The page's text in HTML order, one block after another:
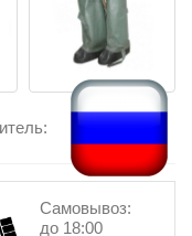
Самовывоз:
до 18:00